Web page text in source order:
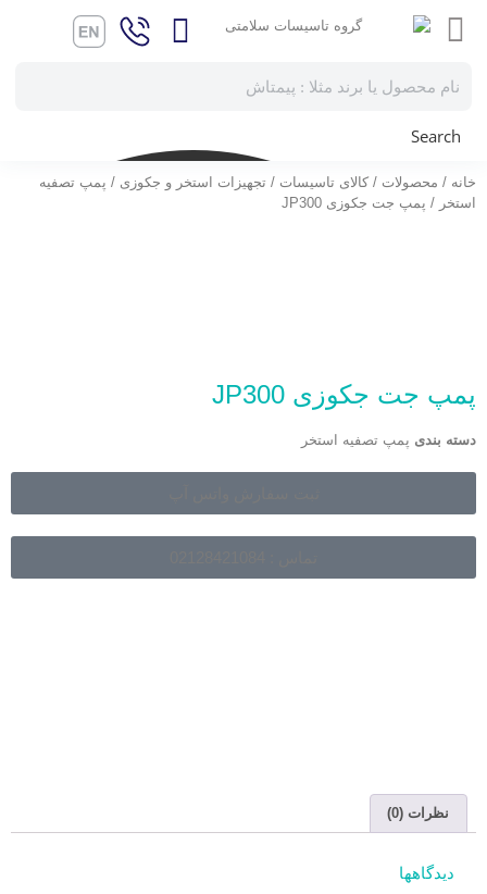
Search
خانه / محصولات / کالای تاسیسات / تجهیزات استخر و جکوزی / پمپ تصفیه
استخر / پمپ جت جکوزی JP300
پمپ جت جکوزی JP300
دسته بندی پمپ تصفیه استخر
نظرات (0)
دیدگاهها